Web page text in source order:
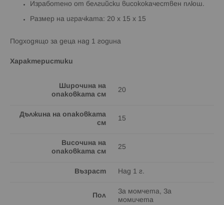
Изработенo от белгийски висококачествен плюш.
Размер на играчката: 20 x 15 x 15
Подходящo за деца над 1 година
Характеристики
Широчина на
опаковката см
20
Дължина на опаковката
см
15
Височина на
опаковката см
25
Възраст Над 1 г.
Пол
За момчета, За
момичета